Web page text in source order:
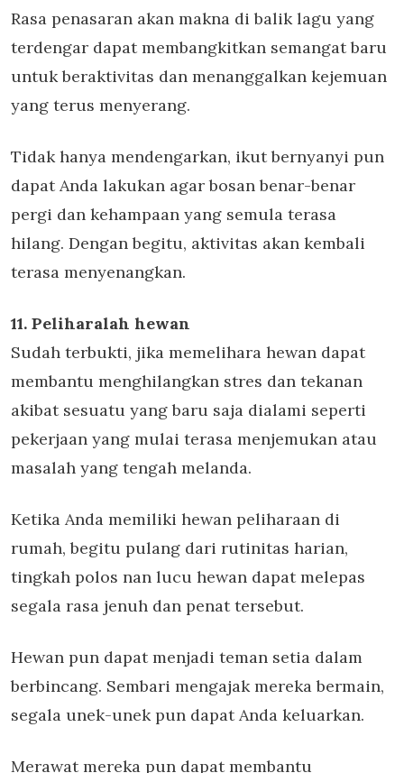
Rasa penasaran akan makna di balik lagu yang
terdengar dapat membangkitkan semangat baru
untuk beraktivitas dan menanggalkan kejemuan
yang terus menyerang.
Tidak hanya mendengarkan, ikut bernyanyi pun
dapat Anda lakukan agar bosan benar-benar
pergi dan kehampaan yang semula terasa
hilang. Dengan begitu, aktivitas akan kembali
terasa menyenangkan.
11. Peliharalah hewan
Sudah terbukti, jika memelihara hewan dapat
membantu menghilangkan stres dan tekanan
akibat sesuatu yang baru saja dialami seperti
pekerjaan yang mulai terasa menjemukan atau
masalah yang tengah melanda.
Ketika Anda memiliki hewan peliharaan di
rumah, begitu pulang dari rutinitas harian,
tingkah polos nan lucu hewan dapat melepas
segala rasa jenuh dan penat tersebut.
Hewan pun dapat menjadi teman setia dalam
berbincang. Sembari mengajak mereka bermain,
segala unek-unek pun dapat Anda keluarkan.
Merawat mereka pun dapat membantu